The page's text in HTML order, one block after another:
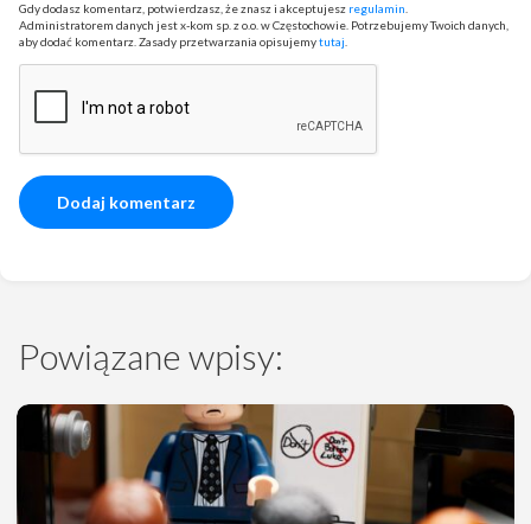
Gdy dodasz komentarz, potwierdzasz, że znasz i akceptujesz regulamin
Administratorem danych jest x-kom sp. z o.o. w Częstochowie. Potrzebujemy Twoich danych,
aby dodać komentarz. Zasady przetwarzania opisujemytutaj
Powiązane wpisy: